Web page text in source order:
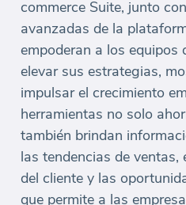
commerce Suite, junto
avanzadas de la
empoderan a los equipos
elevar sus estrategias,
impulsar el crecimiento
herramientas no solo
también brindan
las tendencias de
del cliente y las
que permite a las